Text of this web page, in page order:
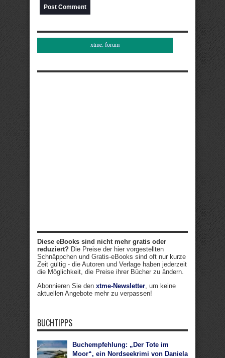
xtme: forum
Diese eBooks sind nicht mehr gratis oder
reduziert? Die Preise der hier vorgestellten
Schnäppchen und Gratis-eBooks sind oft nur kurze
Zeit gültig - die Autoren und Verlage haben jederzeit
die Möglichkeit, die Preise ihrer Bücher zu ändern.
Abonnieren Sie den xtme-Newsletter, um keine
aktuellen Angebote mehr zu verpassen!
BUCHTIPPS
Buchempfehlung: „Der Tote im
Moor“, ein Nordseekrimi von Daniela